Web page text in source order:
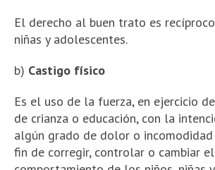
El derecho al buen trato es
niñas y adolescentes.
b) Castigo físico
Es el uso de la fuerza, en ejercicio
de crianza o educación, con la
algún grado de dolor o
fin de corregir, controlar o cambiar el